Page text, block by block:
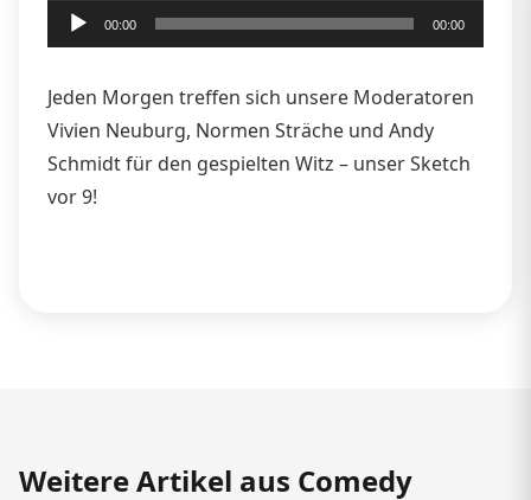
Audio-
Player
00:00 00:00
Jeden Morgen treffen sich unsere Moderatoren
Vivien Neuburg, Normen Sträche und Andy
Schmidt für den gespielten Witz – unser Sketch
vor 9!
Weitere Artikel aus Comedy